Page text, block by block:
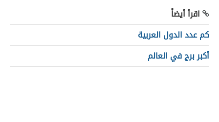
اقرأ أيضاً
كم عدد الدول العربية
أكبر برج في العالم